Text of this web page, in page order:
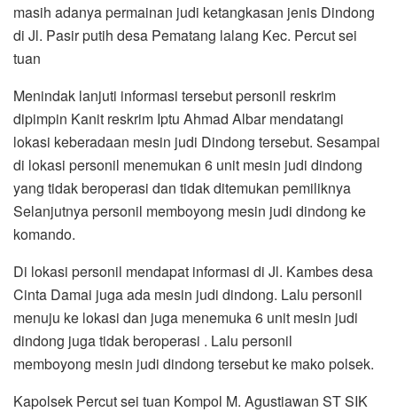
masih adanya permainan judi ketangkasan jenis Dindong
di Jl. Pasir putih desa Pematang lalang Kec. Percut sei
tuan
Menindak lanjuti informasi tersebut personil reskrim
dipimpin Kanit reskrim Iptu Ahmad Albar mendatangi
lokasi keberadaan mesin judi Dindong tersebut. Sesampai
di lokasi personil menemukan 6 unit mesin judi dindong
yang tidak beroperasi dan tidak ditemukan pemiliknya
Selanjutnya personil memboyong mesin judi dindong ke
komando.
Di lokasi personil mendapat informasi di Jl. Kambes desa
Cinta Damai juga ada mesin judi dindong. Lalu personil
menuju ke lokasi dan juga menemuka 6 unit mesin judi
dindong juga tidak beroperasi . Lalu personil
memboyong mesin judi dindong tersebut ke mako polsek.
Kapolsek Percut sei tuan Kompol M. Agustiawan ST SIK